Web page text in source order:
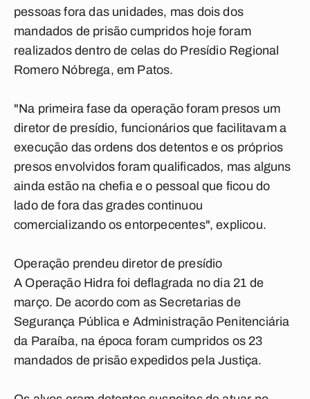
pessoas fora das unidades, mas dois dos
mandados de prisão cumpridos hoje foram
realizados dentro de celas do Presídio Regional
Romero Nóbrega, em Patos.
"Na primeira fase da operação foram presos um
diretor de presídio, funcionários que facilitavam a
execução das ordens dos detentos e os próprios
presos envolvidos foram qualificados, mas alguns
ainda estão na chefia e o pessoal que ficou do
lado de fora das grades continuou
comercializando os entorpecentes", explicou.
Operação prendeu diretor de presídio
A Operação Hidra foi deflagrada no dia 21 de
março. De acordo com as Secretarias de
Segurança Pública e Administração Penitenciária
da Paraíba, na época foram cumpridos os 23
mandados de prisão expedidos pela Justiça.